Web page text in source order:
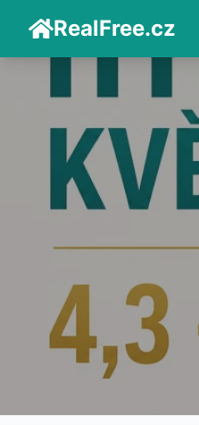
RealFree.cz